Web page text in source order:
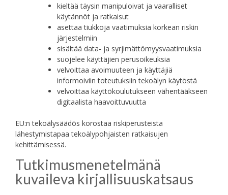
kieltää täysin manipuloivat ja vaaralliset
käytännöt ja ratkaisut
asettaa tiukkoja vaatimuksia korkean riskin
järjestelmiin
sisältää data- ja syrjimättömyysvaatimuksia
suojelee käyttäjien perusoikeuksia
velvoittaa avoimuuteen ja käyttäjiä
informoiviin toteutuksiin tekoälyn käytöstä
velvoittaa käyttökoulutukseen vähentääkseen
digitaalista haavoittuvuutta
EU:n tekoälysäädös korostaa riskiperusteista
lähestymistapaa tekoälypohjaisten ratkaisujen
kehittämisessä.
Tutkimusmenetelmänä
kuvaileva kirjallisuuskatsaus